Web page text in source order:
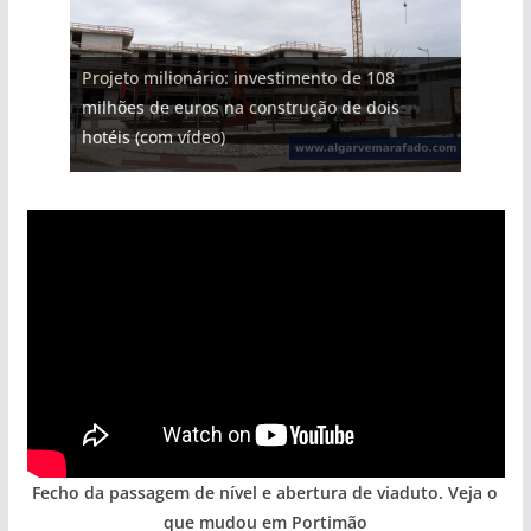
Projeto milionário: investimento de 108
milhões de euros na construção de dois
hotéis (com vídeo)
Tempestades roubam areia de praias e põem
arribas em risco no Algarve (com vídeo)
Tapas do mar a 3 euros cada. Nova rota
gastronómica nasce no Algarve
Milagre da água. Fontes emblemáticas do
Algarve voltam a ter vida (com vídeo)
Foto do dia: uma cidade algarvia que cresceu
entre redes e fábricas
Fecho da passagem de nível e abertura de viaduto. Veja o
que mudou em Portimão